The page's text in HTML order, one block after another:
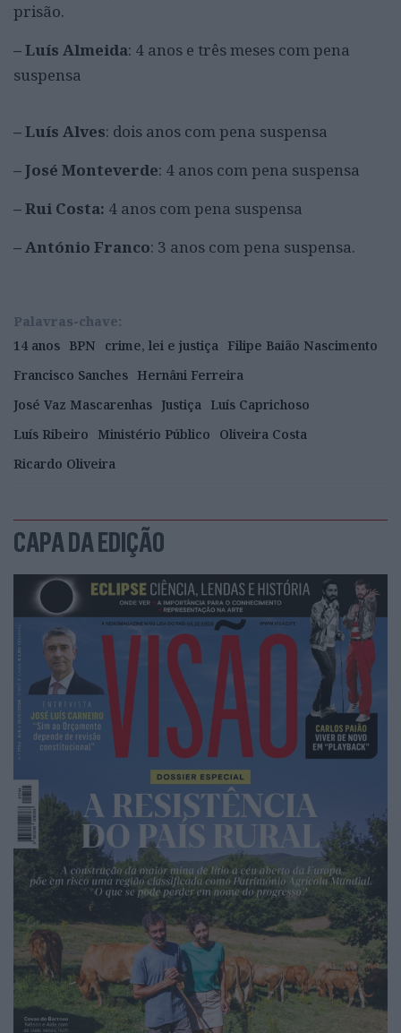
prisão.
– Luís Almeida: 4 anos e três meses com pena
suspensa
– Luís Alves: dois anos com pena suspensa
– José Monteverde: 4 anos com pena suspensa
– Rui Costa: 4 anos com pena suspensa
– António Franco: 3 anos com pena suspensa.
Palavras-chave:
14 anos BPN crime, lei e justiça Filipe Baião Nascimento
Francisco Sanches Hernâni Ferreira
José Vaz Mascarenhas Justiça Luís Caprichoso
Luís Ribeiro
Ministério Público
Oliveira Costa
Ricardo Oliveira
CAPA DA EDIÇÃO